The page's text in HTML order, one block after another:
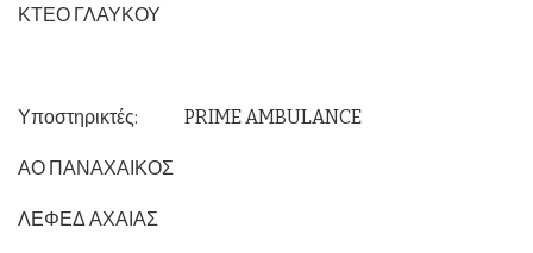
ΚΤΕΟ ΓΛΑΥΚΟΥ
Υποστηρικτές: PRIME AMBULANCE
ΑΟ ΠΑΝΑΧΑΙΚΟΣ
ΛΕΦΕΔ ΑΧΑΙΑΣ